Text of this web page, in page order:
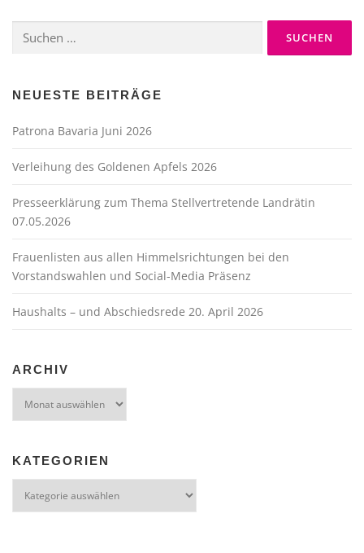
nach:
NEUESTE BEITRÄGE
Patrona Bavaria Juni 2026
Verleihung des Goldenen Apfels 2026
Presseerklärung zum Thema Stellvertretende Landrätin
07.05.2026
Frauenlisten aus allen Himmelsrichtungen bei den
Vorstandswahlen und Social-Media Präsenz
Haushalts – und Abschiedsrede 20. April 2026
ARCHIV
KATEGORIEN